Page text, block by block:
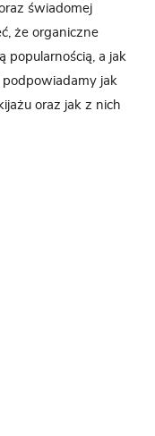
świadomej
że organiczne
popularnością, a jak
podpowiadamy jak
oraz jak z nich